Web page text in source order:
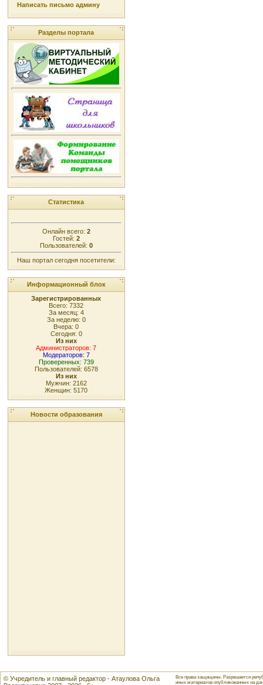
Написать письмо админу
Разделы портала
Статистика
Онлайн всего: 2
Гостей: 2
Пользователей: 0
Наш портал сегодня посетители:
Информационный блок
Зарегистрированных
Всего: 7332
За месяц: 4
За неделю: 0
Вчера: 0
Сегодня: 0
Из них
Администраторов: 7
Модераторов: 7
Проверенных: 739
Пользователей: 6578
Из них
Мужчин: 2162
Женщин: 5170
Новости образования
© Учредитель и главный редактор - Атаулова Ольга
Все права защищены. Разрешается
иных материалов опубликованных на